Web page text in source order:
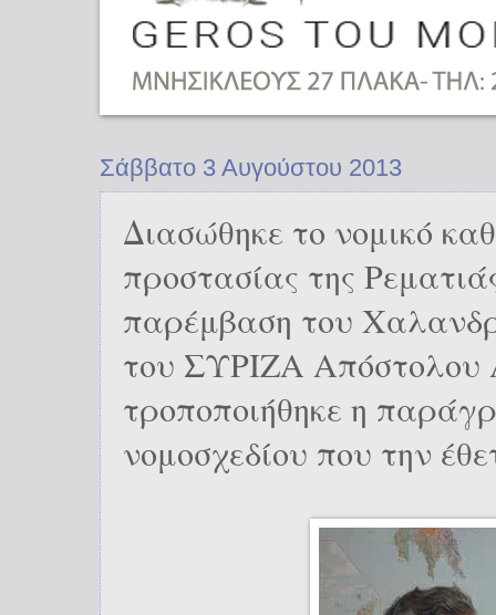
Σάββατο 3 Αυγούστου 2013
Διασώθηκε το νομικό
προστασίας της
παρέμβαση του
του ΣΥΡΙΖΑ Απόστολου
τροποποιήθηκε η
νομοσχεδίου που την